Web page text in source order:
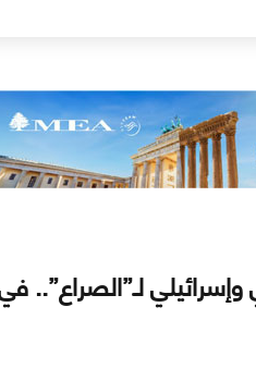
وإسرائيلي لـ”الصراع”..